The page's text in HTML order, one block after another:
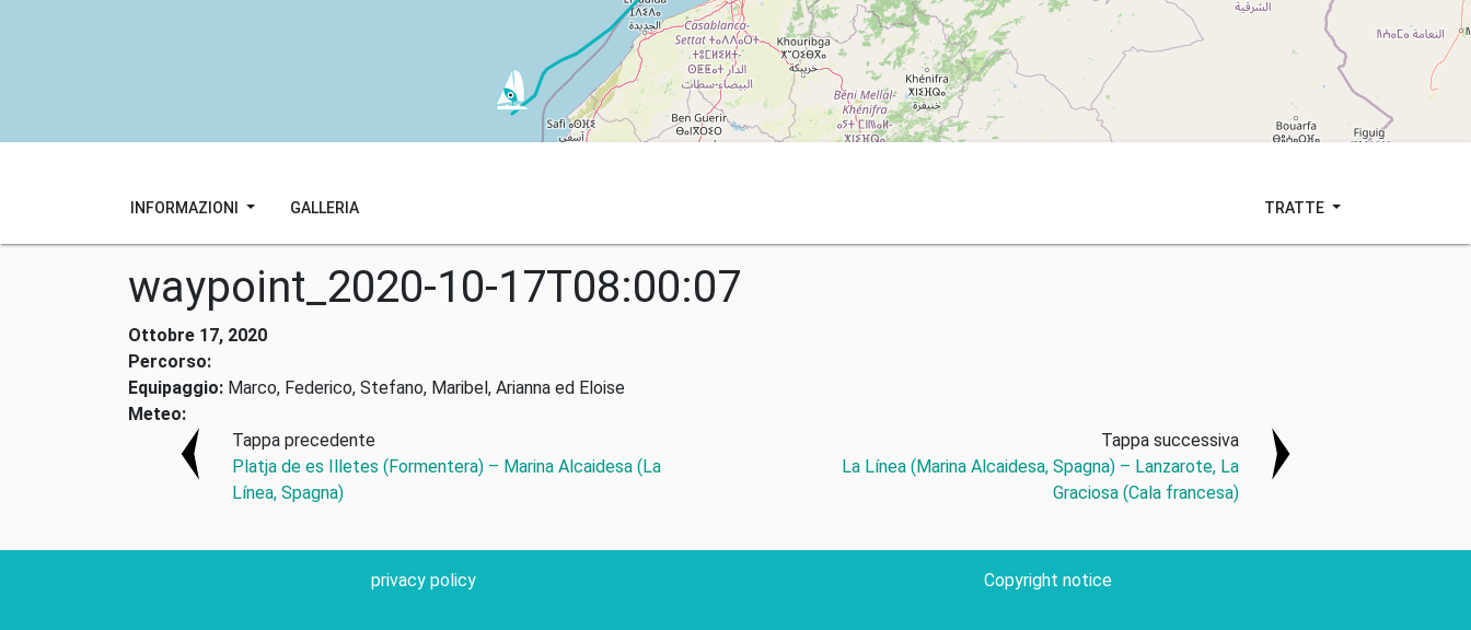
INFORMAZIONI GALLERIA TRATTE
waypoint_2020-10-17T08:00:07
Ottobre 17, 2020
Percorso:
Equipaggio: Marco, Federico, Stefano, Maribel, Arianna ed Eloise
Meteo:
Tappa precedente
Platja de es Illetes (Formentera) – Marina Alcaidesa (La
Línea, Spagna)
Tappa successiva
La Línea (Marina Alcaidesa, Spagna) – Lanzarote, La
Graciosa (Cala francesa)
privacy policy Copyright notice